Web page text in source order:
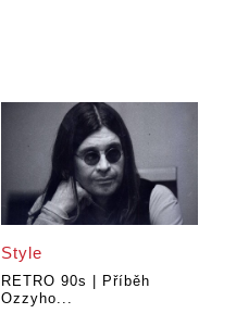
Style
RETRO 90s | Příběh
Ozzyho...